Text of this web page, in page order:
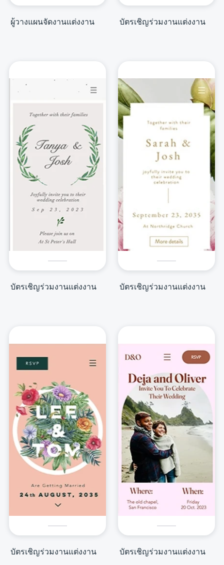
ผู้วางแผนจัดงานแต่งงาน บัตรเชิญร่วมงานแต่งงาน
บัตรเชิญร่วมงานแต่งงาน บัตรเชิญร่วมงานแต่งงาน
บัตรเชิญร่วมงานแต่งงาน บัตรเชิญร่วมงานแต่งงาน